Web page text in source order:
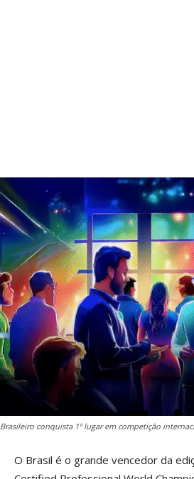
Brasileiro conquista 1º lugar em competição
O Brasil é o grande vencedor da